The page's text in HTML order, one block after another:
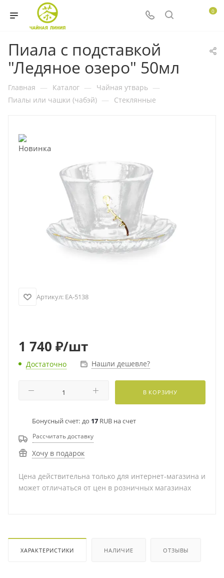
0
Пиала с подставкой
"Ледяное озеро" 50мл
Главная — Каталог — Чайная утварь —
Пиалы или чашки (чабэй) — Стеклянные
Артикул: EA-5138
1 740 ₽/шт
Достаточно Нашли дешевле?
В КОРЗИНУ
Бонусный счет: до 17 RUB на счет
Рассчитать доставку
Хочу в подарок
Цена действительна только для интернет-магазина и
может отличаться от цен в розничных магазинах
ХАРАКТЕРИСТИКИ НАЛИЧИЕ ОТЗЫВЫ